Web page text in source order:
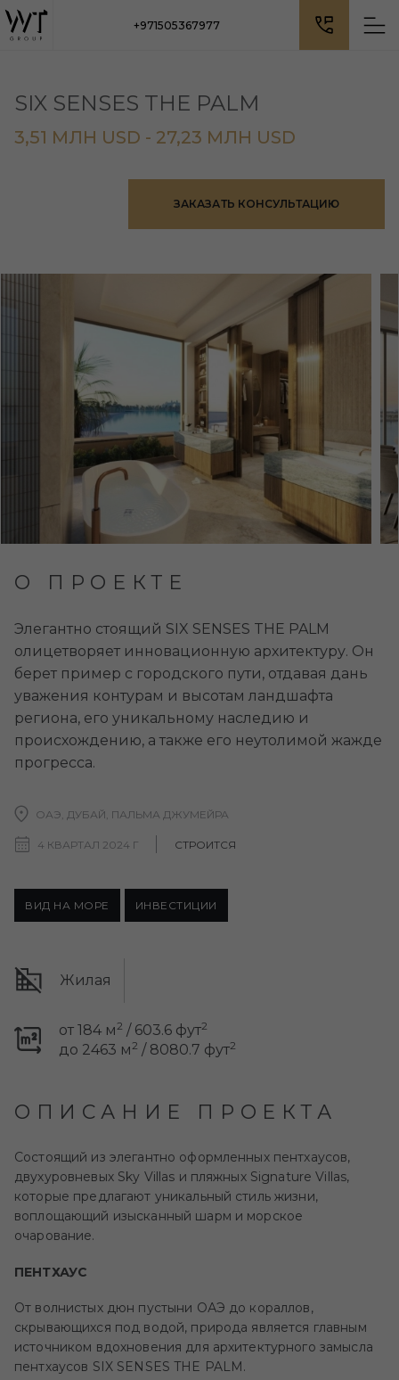
+971505367977
SIX SENSES THE PALM
3,51 МЛН USD - 27,23 МЛН USD
ЗАКАЗАТЬ КОНСУЛЬТАЦИЮ
О ПРОЕКТЕ
Элегантно стоящий SIX SENSES THE PALM
олицетворяет инновационную архитектуру. Он
берет пример с городского пути, отдавая дань
уважения контурам и высотам ландшафта
региона, его уникальному наследию и
происхождению, а также его неутолимой жажде
прогресса.
ОАЭ, ДУБАЙ, ПАЛЬМА ДЖУМЕЙРА
4 КВАРТАЛ 2024 Г СТРОИТСЯ
ВИД НА МОРЕ ИНВЕСТИЦИИ
Жилая
от 184 м2 / 603.6 фут2
до 2463 м2 / 8080.7 фут2
ОПИСАНИЕ ПРОЕКТА
Состоящий из элегантно оформленных пентхаусов,
двухуровневых Sky Villas и пляжных Signature Villas,
которые предлагают уникальный стиль жизни,
воплощающий изысканный шарм и морское
очарование.
ПЕНТХАУС
От волнистых дюн пустыни ОАЭ до кораллов,
скрывающихся под водой, природа является главным
источником вдохновения для архитектурного замысла
пентхаусов SIX SENSES THE PALM.